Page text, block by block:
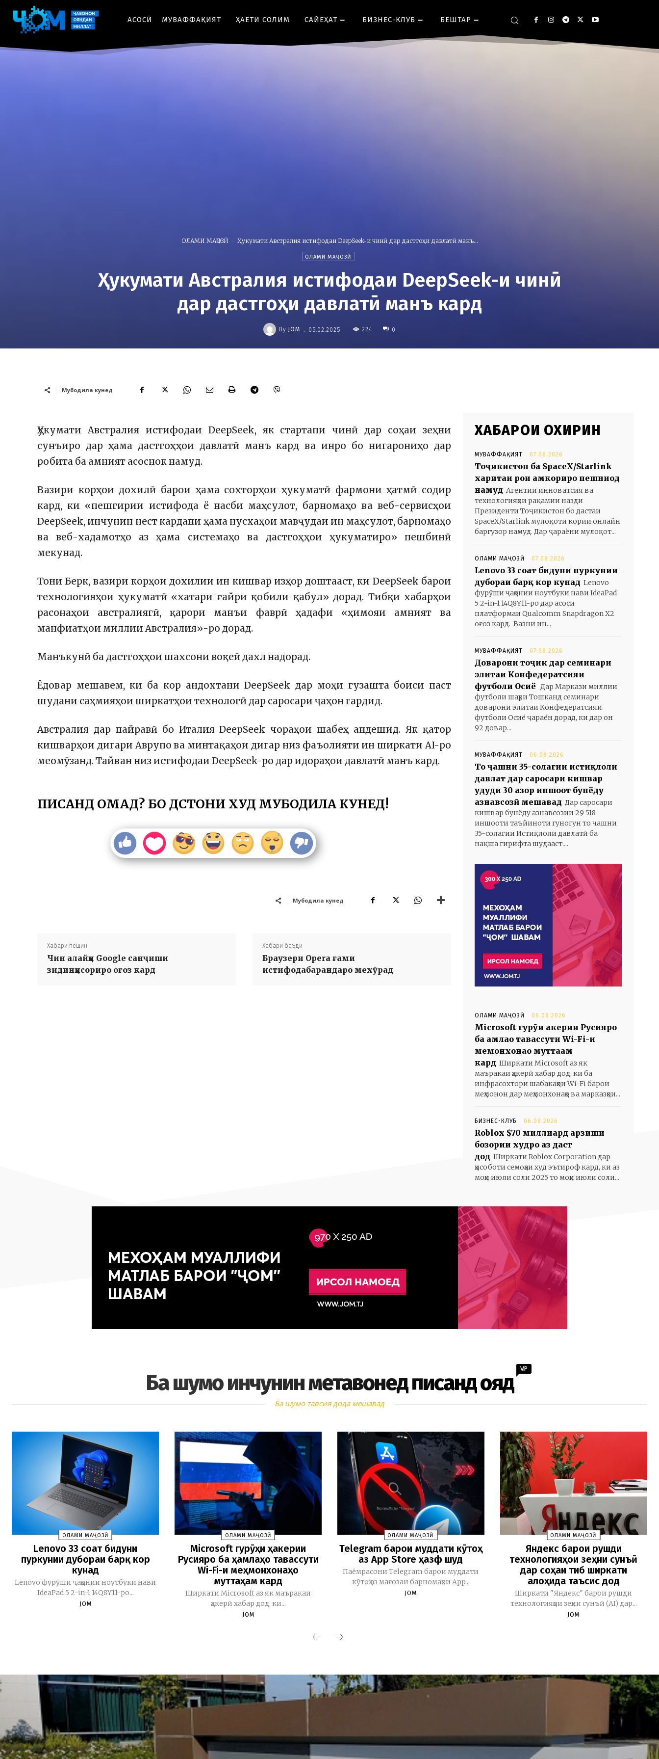
АСОСӢ МУВАФФАҚИЯТ ҲАЁТИ СОЛИМ CАЙЁҲАТ БИЗНЕС-КЛУБ БЕШТАР
ОЛАМИ МАҶОЗӢ Ҳукумати Австралия истифодаи DeepSeek-и чинӣ дар дастгоҳи давлатӣ манъ...
ОЛАМИ МАҶОЗӢ
Ҳукумати Австралия истифодаи DeepSeek-и чинӣ
дар дастгоҳи давлатӣ манъ кард
By JOM - 05.02.2025 224 0
Мубодила кунед
Ҳукумати Австралия истифодаи DeepSeek, як стартапи чинӣ дар соҳаи зеҳни
сунъиро дар ҳама дастгоҳҳои давлатӣ манъ кард ва инро бо нигарониҳо дар
робита ба амният асоснок намуд.
Вазири корҳои дохилӣ барои ҳама сохторҳои ҳукуматӣ фармони ҳатмӣ содир
кард, ки «пешгирии истифода ё насби маҳсулот, барномаҳо ва веб-сервисҳои
DeepSeek, инчунин нест кардани ҳама нусхаҳои мавҷудаи ин маҳсулот, барномаҳо
ва веб-хадамотҳо аз ҳама системаҳо ва дастгоҳҳои ҳукуматиро» пешбинӣ
мекунад.
Тони Берк, вазири корҳои дохилии ин кишвар изҳор доштааст, ки DeepSeek барои
технологияҳои ҳукуматӣ «хатари ғайри қобили қабул» дорад. Тибқи хабарҳои
расонаҳои австралиягӣ, қарори манъи фаврӣ ҳадафи «ҳимояи амният ва
манфиатҳои миллии Австралия»-ро дорад.
Манъкунӣ ба дастгоҳҳои шахсони воқеӣ дахл надорад.
Ёдовар мешавем, ки ба кор андохтани DeepSeek дар моҳи гузашта боиси паст
шудани саҳмияҳои ширкатҳои технологӣ дар саросари ҷаҳон гардид.
Австралия дар пайравӣ бо Италия DeepSeek чораҳои шабеҳ андешид. Як қатор
кишварҳои дигари Аврупо ва минтақаҳои дигар низ фаъолияти ин ширкати AI-ро
меомӯзанд. Тайван низ истифодаи DeepSeek-ро дар идораҳои давлатӣ манъ кард.
ПИСАНД ОМАД? БО ДӮСТОНИ ХУД МУБОДИЛА КУНЕД!
Мубодила кунед
Хабари пешин
Чин алайҳи Google санҷиши
зидинҳисориро оғоз кард
Хабари баъди
Браузери Opera ғами
истифодабарандаро мехӯрад
ХАБАРҲОИ ОХИРИН
МУВАФФАҚИЯТ 07.08.2026
Тоҷикистон ба SpaceX/Starlink
харитаи роҳи ҳамкориро пешниҳод
намуд Агентии инноватсия ва
технологияҳои рақамии назди
Президенти Тоҷикистон бо дастаи
SpaceX/Starlink мулоқоти кории онлайн
баргузор намуд. Дар ҷараёни мулоқот...
ОЛАМИ МАҶОЗӢ 07.08.2026
Lenovo 33 соат бидуни пуркунии
дубораи барқ кор кунад Lenovo
фурӯши ҷаҳонии ноутбуки нави IdeaPad
5 2-in-1 14Q8Y11-ро дар асоси
платформаи Qualcomm Snapdragon X2
оғоз кард. Вазни ин...
МУВАФФАҚИЯТ 07.08.2026
Доварони тоҷик дар семинари
элитаи Конфедератсияи
футболи Осиё Дар Маркази миллии
футболи шаҳри Тошканд семинари
доварони элитаи Конфедератсияи
футболи Осиё ҷараён дорад, ки дар он
92 довар...
МУВАФФАҚИЯТ 06.08.2026
То ҷашни 35-солагии истиқлоли
давлат дар саросари кишвар
ҳудуди 30 ҳазор иншоот бунёду
азнавсозӣ мешавад Дар саросари
кишвар бунёду азнавсозии 29 518
иншооти таъйиноти гуногун то ҷашни
35-солагии Истиқлоли давлатӣ ба
нақша гирифта шудааст....
ОЛАМИ МАҶОЗӢ 06.08.2026
Microsoft гурӯҳи ҳакерии Русияро
ба ҳамлаҳо тавассути Wi-Fi-и
меҳмонхонаҳо муттаҳам
кард Ширкати Microsoft аз як
маъракаи ҳакерӣ хабар дод, ки ба
инфрасохтори шабакаҳои Wi-Fi барои
меҳмонон дар меҳмонхонаҳо ва марказҳои...
БИЗНЕС-КЛУБ 06.08.2026
Roblox $70 миллиард арзиши
бозории худро аз даст
дод Ширкати Roblox Corporation дар
ҳисоботи семоҳаи худ эътироф кард, ки аз
моҳи июли соли 2025 то моҳи июли соли...
Ба шумо инчунин метавонед писанд ояд
VIP
Ба шумо тавсия дода мешавад
ОЛАМИ МАҶОЗӢ
Lenovo 33 соат бидуни
пуркунии дубораи барқ кор
кунад
Lenovo фурӯши ҷаҳонии ноутбуки нави
IdeaPad 5 2-in-1 14Q8Y11-ро...
JOM
ОЛАМИ МАҶОЗӢ
Microsoft гурӯҳи ҳакерии
Русияро ба ҳамлаҳо тавассути
Wi-Fi-и меҳмонхонаҳо
муттаҳам кард
Ширкати Microsoft аз як маъракаи
ҳакерӣ хабар дод, ки...
JOM
ОЛАМИ МАҶОЗӢ
Telegram барои муддати кӯтоҳ
аз App Store ҳазф шуд
Паёмрасони Telegram барои муддати
кӯтоҳ аз мағозаи барномаҳои App...
JOM
ОЛАМИ МАҶОЗӢ
Яндекс барои рушди
технологияҳои зеҳни сунъӣ
дар соҳаи тиб ширкати
алоҳида таъсис дод
Ширкати "Яндекс" барои рушди
технологияҳои зеҳни сунъӣ (AI) дар...
JOM